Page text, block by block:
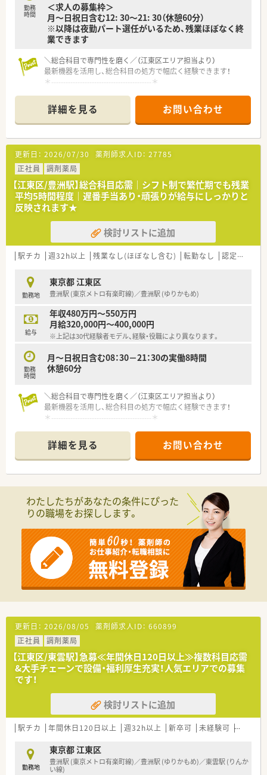
勤務
時間
＜求人の募集枠＞
月～日祝日含む12: 30～21: 30（休憩60分）
※以降は夜勤パート選任がいるため、残業ほぼなく終
業できます
＼総合科目で専門性を磨く／（江東区エリア担当より）
最新機器を活用し、総合科目の処方で幅広く経験できます！
＊------------------------------------------＊
【店舗情報と応需状況について】
■豊洲駅から徒歩5分の好立地であり総合科目や小児科を中心に
平日200枚から250枚の処方箋を応需しております。。
■最新の全自動ピッキング機や全自動分包機など多様な調剤機
器を導入しております。
■繁忙期でも残業時間は月5時間程度です。
【勤務実態について】
■基本となる勤務時間は8時30分～21時30分の間で実働8時間
のシフト制となりメインとなります。
■今回のこちらの求人は遅番12：30～21：30選任枠の募集です、
通常シフトより年収がしっかり反映されます。
■24時間営業のため夜勤帯は基本、夜勤選任パートが担当して
おり、緊急時以外の勤務はありません。
■遅番対応には1回1000円の手当があり夜勤には1回7000円の
【法人特徴について】
■同法人としては江東区内に4店舗を運営しておりますが、グル
ープとしては全国に約100店舗を展開している薬局です。
■調剤薬局事業だけでなく医薬品販売や介護用品の販売ならび
にリースなど幅広い事業を展開し地域社会に貢献しています。
詳細を見る お問い合わせ
更新日： 2026/07/30 薬剤師求人ID： 27785
正社員
調剤薬局
【江東区/豊洲駅】総合科目応需｜シフト制で繁忙期でも残業
平均5時間程度｜遅番手当あり・頑張りが給与にしっかりと
反映されます★
検討リストに追加
駅チカ 週32h以上 残業なし(ほぼなし含む) 転勤なし 認定薬剤師取得支援あり
勤務地
東京都 江東区
豊洲駅 (東京メトロ有楽町線)／豊洲駅 (ゆりかもめ)
給与
年収480万円～550万円
月給320,000円～400,000円
※上記は30代経験者モデル、経験・役職により異なります。
勤務
時間
月～日祝日含む08：30－21：30の実働8時間
休憩60分
＼総合科目で専門性を磨く／（江東区エリア担当より）
最新機器を活用し、総合科目の処方で幅広く経験できます！
＊------------------------------------------＊
【店舗情報と応需状況について】
■豊洲駅から徒歩5分の好立地であり総合科目や小児科を中心に
平日200枚から250枚の処方箋を応需しております。。
■最新の全自動ピッキング機や全自動分包機など多様な調剤機
【勤務実態について】
■基本となる勤務時間は8時30分～21時30分の間で実働8時間
のシフト制となりメインの時間帯は11時以降です。
■24時間営業のため夜勤帯は基本、夜勤選任パートが担当して
おり、緊急時以外の勤務はありません。
■遅番対応には1回1000円の手当があり夜勤には1回7000円の
手当が支給されるため頑張りが給与に直結します。
【法人特徴について】
ープとしては全国に約100店舗を展開している薬局です。
■調剤薬局事業だけでなく医薬品販売や介護用品の販売ならび
にリースなど幅広い事業を展開し地域社会に貢献しています。
詳細を見る お問い合わせ
わたしたちがあなたの条件にぴった
りの職場をお探しします。
更新日： 2026/08/05 薬剤師求人ID： 660899
正社員
調剤薬局
【江東区/東雲駅】急募≪年間休日120日以上≫複数科目応需
&大手チェーンで設備・福利厚生充実！人気エリアでの募集
です！
検討リストに追加
駅チカ 年間休日120日以上 週32h以上 新卒可 未経験可 残業な
勤務地
東京都 江東区
豊洲駅 (東京メトロ有楽町線)／豊洲駅 (ゆりかもめ)／東雲駅 (りんか
い線)